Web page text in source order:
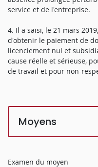
service et de l'entreprise.
4. Il a saisi, le 21 mars
d'obtenir le paiement de
licenciement nul et
cause réelle et sérieuse,
de travail et pour non-
Moyens
Examen du moyen